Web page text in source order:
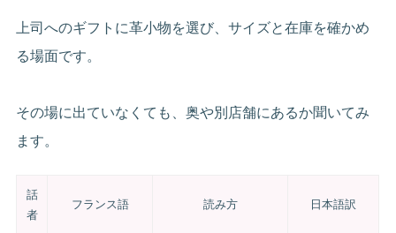
上司へのギフトに革小物を選び、サイズと在庫を確かめ
る場面です。
その場に出ていなくても、奥や別店舗にあるか聞いてみ
ます。
話
者
フランス語 読み方 日本語訳